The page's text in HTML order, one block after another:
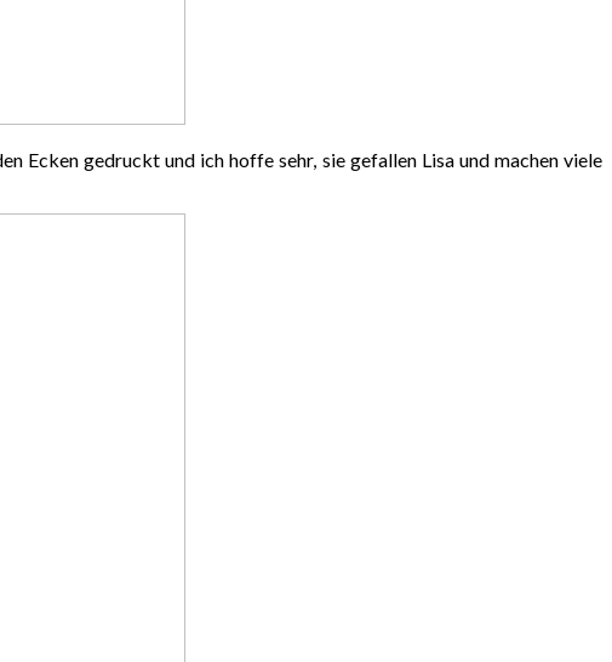
Ecken gedruckt und ich hoffe sehr, sie gefallen Lisa und machen viele